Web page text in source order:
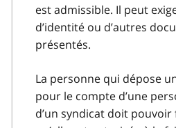
est admissible. Il peut
d’identité ou d’autres
présentés.
La personne qui dépose
pour le compte d’une
d’un syndicat doit